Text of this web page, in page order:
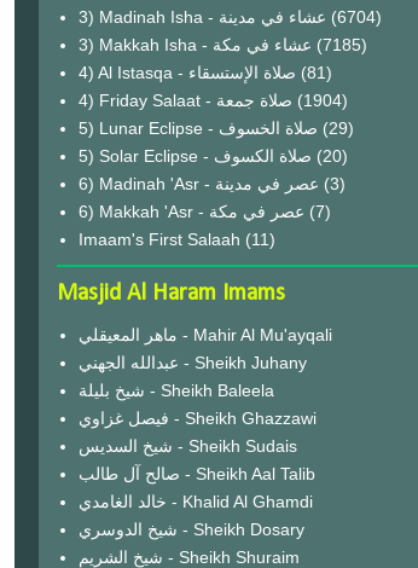
3) Madinah Isha - عشاء في مدينة (6704)
3) Makkah Isha - عشاء في مكة (7185)
4) Al Istasqa - صلاة الإستسقاء (81)
4) Friday Salaat - صلاة جمعة (1904)
5) Lunar Eclipse - صلاة الخسوف (29)
(20)
6) Madinah 'Asr - عصر في مدينة (3)
6) Makkah 'Asr - عصر في مكة (7)
Imaam's First Salaah (11)
Masjid Al Haram Imams
ماهر المعيقلي - Mahir Al Mu'ayqali
عبدالله الجهني - Sheikh Juhany
شيخ بليلة - Sheikh Baleela
فيصل غزاوي - Sheikh Ghazzawi
شيخ السديس - Sheikh Sudais
صالح آل طالب - Sheikh Aal Talib
خالد الغامدي - Khalid Al Ghamdi
شيخ الدوسري - Sheikh Dosary
شيخ الشريم - Sheikh Shuraim